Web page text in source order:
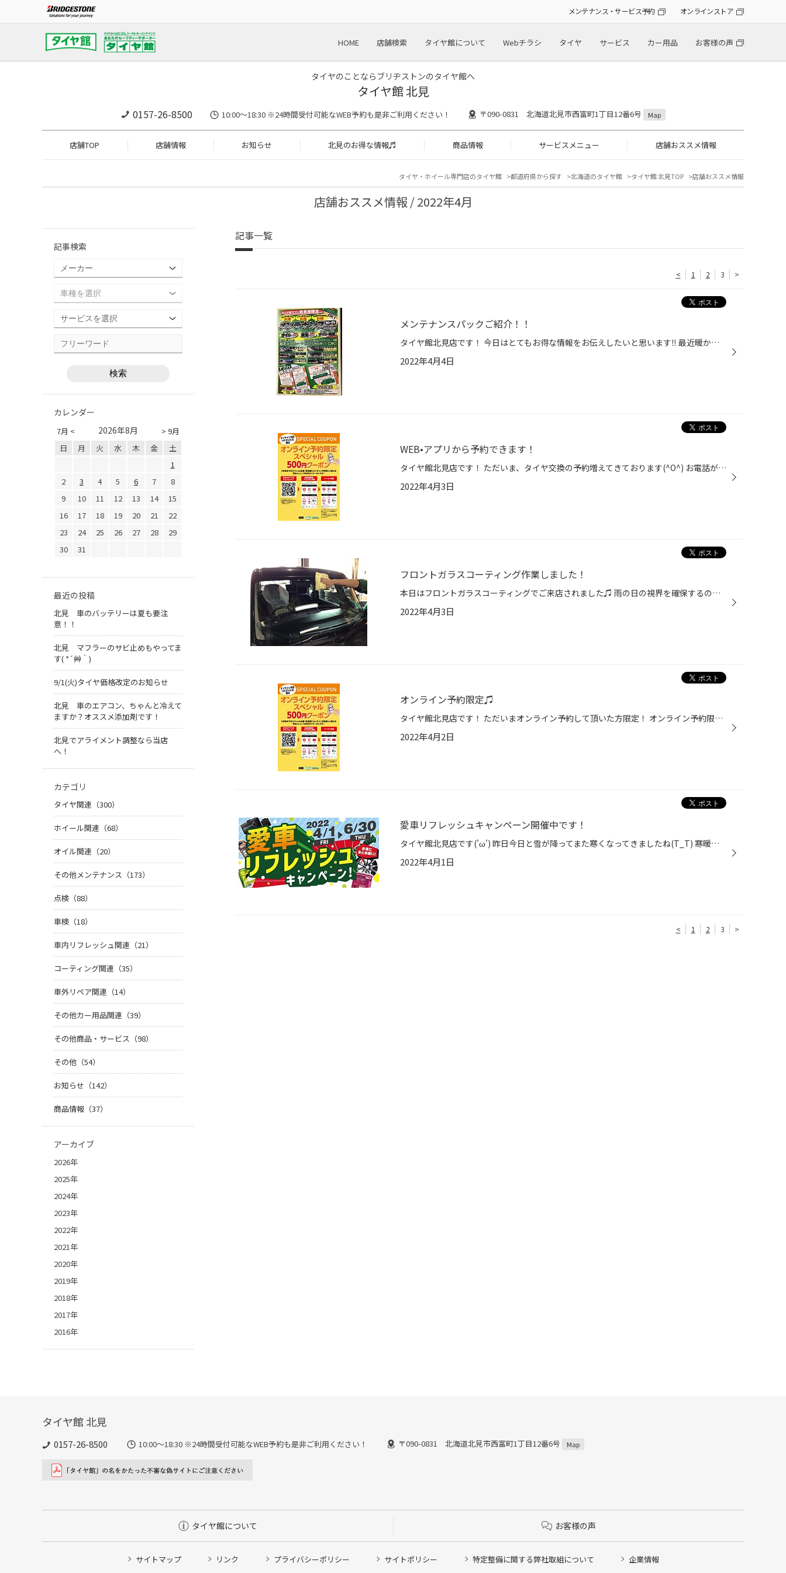
メンテナンス・サービス予約 オンラインストア
HOME 店舗検索 タイヤ館について Webチラシ タイヤ サービス カー用品 お客様の声
タイヤのことならブリヂストンのタイヤ館へ
タイヤ館 北見
0157-26-8500 10:00～18:30 ※24時間受付可能なWEB予約も是非ご利用ください！ 〒090-0831 北海道北見市西富町1丁目12番6号 Map
店舗TOP 店舗情報 お知らせ 北見のお得な情報♬ 商品情報 サービスメニュー 店舗おススメ情報
タイヤ・ホイール専門店のタイヤ館 都道府県から探す 北海道のタイヤ館 タイヤ館 北見TOP 店舗おススメ情報
店舗おススメ情報 / 2022年4月
記事一覧
< 1 2 3 >
メンテナンスパックご紹介！！
タイヤ館北見店です！ 今日はとてもお得な情報をお伝えしたいと思います‼️ 最近暖かくなってきて、タイヤ交換検討している方に お得なパックを紹介させてください(^O^) ただいまタイヤ館では、 脱着メンテナンスパックというお得なプランがございます！ パック内容は↓↓↓ タイヤ交換2回分 ＋ セレク...
2022年4月4日
WEB•アプリから予約できます！
タイヤ館北見店です！ ただいま、タイヤ交換の予約増えてきております(^O^) お電話がつながりにくい時や お仕事などでタイヤ館の営業時間外に予約したい方には アプリでも予約できます(°▽°) しかも！！今なら！！ 500円クーポンがもらえますのでぜひ活用してみてください♫ ただいまオイル交換キャン...
2022年4月3日
フロントガラスコーティング作業しました！
本日はフロントガラスコーティングでご来店されました♫ 雨の日の視界を確保するのにとてもオススメ！ フロントガラスにコーティング剤処理をしている作業風景です！ 施工後に水の弾きを確認！ 水をすごい弾いてますね！！ これなら雨の日でも視界良好で安心して走行できますね(*^◯^*) フロントガラ...
2022年4月3日
オンライン予約限定♫
タイヤ館北見店です！ ただいまオンライン予約して頂いた方限定！ オンライン予約限定スペシャル500円クーポン(^○^) 来店前にオンライン予約して頂くと、 予約メニュー500円オフクーポンをご利用できます！ 期間は5月31日まで(*^_^*) ぜひアプリからご予約お待ちしております(*^◯^*) #アプリ #クー...
2022年4月2日
愛車リフレッシュキャンペーン開催中です！
タイヤ館北見店です('ω') 昨日今日と雪が降ってまた寒くなってきましたね(T_T) 寒暖差で体調崩されたり、していませんでしょうか？ そんな不安定な天候の最中ではございますが ただいま愛車リフレッシュキャンペーンを開催しております！ 車のトラブルNo.1【バッテリー】 冬の寒さに耐え、最近の寒...
2022年4月1日
< 1 2 3 >
記事検索
カレンダー
7月 < > 9月
2026年8月
日 月 火 水 木 金
土
1
2
3 4 5 6 7
8
9
10 11 12 13 14
15
16
17 18 19 20 21
22
23
24 25 26 27 28
29
30
31
最近の投稿
北見 車のバッテリーは夏も要注
意！！
北見 マフラーのサビ止めもやってま
す( *´艸｀)
9/1(火)タイヤ価格改定のお知らせ
北見 車のエアコン、ちゃんと冷えて
ますか？オススメ添加剤です！
北見でアライメント調整なら当店
へ！
カテゴリ
タイヤ関連（300）
ホイール関連（68）
オイル関連（20）
その他メンテナンス（173）
点検（88）
車検（18）
車内リフレッシュ関連（21）
コーティング関連（35）
車外リペア関連（14）
その他カー用品関連（39）
その他商品・サービス（98）
その他（54）
お知らせ（142）
商品情報（37）
アーカイブ
2026年
2025年
2024年
2023年
2022年
2021年
2020年
2019年
2018年
2017年
2016年
タイヤ館 北見
0157-26-8500 10:00～18:30 ※24時間受付可能なWEB予約も是非ご利用ください！ 〒090-0831 北海道北見市西富町1丁目12番6号 Map
タイヤ館について お客様の声
サイトマップ リンク プライバシーポリシー サイトポリシー 特定整備に関する弊社取組について 企業情報
タイヤ点検・安全点検/タイヤ履き替え/オイル交換/その他ピット作業の予約